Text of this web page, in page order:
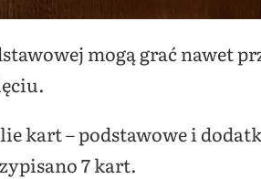
mogą grać nawet
kart – podstawowe i
7 kart.